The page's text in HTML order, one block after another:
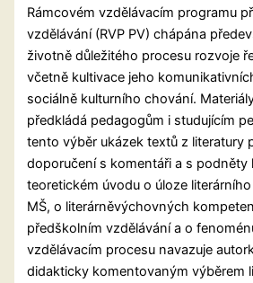
Rámcovém vzdělávacím programu
vzdělávání (RVP PV) chápána
životně důležitého procesu rozvoje
včetně kultivace jeho
sociálně kulturního chování.
předkládá pedagogům i studujícím
tento výběr ukázek textů z literatury
doporučení s komentáři a s podněty
teoretickém úvodu o úloze
MŠ, o literárněvýchovných
předškolním vzdělávání a o
vzdělávacím procesu navazuje
didakticky komentovaným výběrem